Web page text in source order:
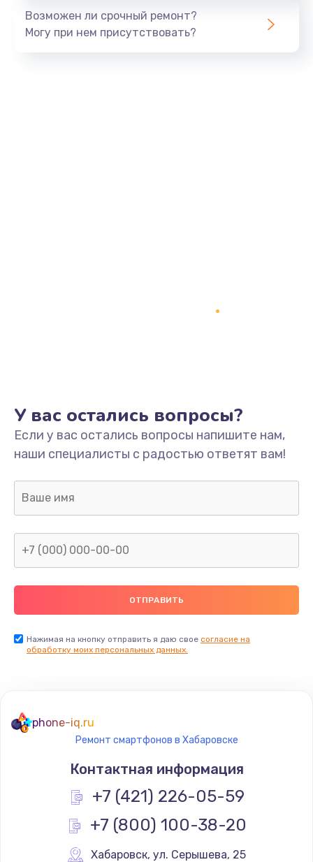
Возможен ли срочный ремонт?
Могу при нем присутствовать?
У вас остались вопросы?
Если у вас остались вопросы напишите нам,
наши специалисты с радостью ответят вам!
Нажимая на кнопку отправить я даю свое согласие на
обработку моих персональных данных.
phone-iq.ru
Ремонт смартфонов в Хабаровске
Контактная информация
+7 (421) 226-05-59
+7 (800) 100-38-20
Хабаровск, ул. Серышева, 25